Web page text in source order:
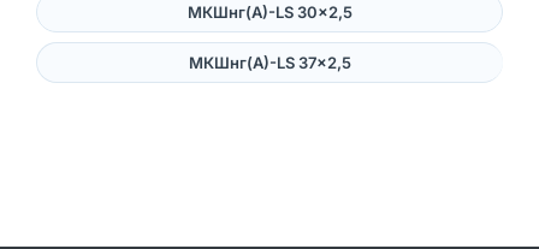
МКШнг(А)-LS 30×2,5
МКШнг(А)-LS 37×2,5